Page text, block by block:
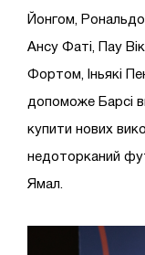
Йонгом,
Ансу Фаті, Пау
Фортом, Іньякі
допоможе Барсі
купити нових
недоторканий
Ямал.